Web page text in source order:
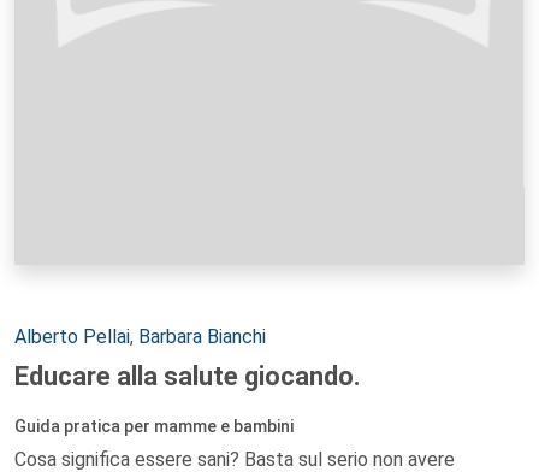
Autori:
Alberto Pellai, Barbara Bianchi
Educare alla salute giocando.
Guida pratica per mamme e bambini
Cosa significa essere sani? Basta sul serio non avere